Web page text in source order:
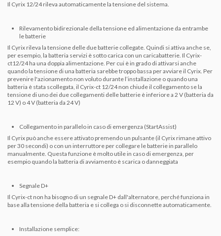
Il Cyrix 12/24 rileva automaticamente la tensione del sistema.
Rilevamento bidirezionale della tensione ed alimentazione da entrambe
le batterie
Il Cyrix rileva la tensione delle due batterie collegate. Quindi si attiva anche se,
per esempio, la batteria servizi è sotto carica con un caricabatterie. Il Cyrix-
ct12/24 ha una doppia alimentazione. Per cui è in grado di attivarsi anche
quando la tensione di una batteria sarebbe troppo bassa per avviare il Cyrix. Per
prevenire l'azionamento non voluto durante l’installazione o quando una
batteria è stata scollegata, il Cyrix-ct 12/24 non chiude il collegamento se la
tensione di uno dei due collegamenti delle batterie è inferiore a 2 V (batteria da
12 V) o 4 V (batteria da 24 V)
Collegamento in parallelo in caso di emergenza (StartAssist)
Il Cyrix può anche essere attivato premendo un pulsante (il Cyrix rimane attivo
per 30 secondi) o con un interruttore per collegare le batterie in parallelo
manualmente. Questa funzione è molto utile in caso di emergenza, per
esempio quando la batteria di avviamento è scarica o danneggiata
Segnale D+
Il Cyrix-ct non ha bisogno di un segnale D+ dall'alternatore, perché funziona in
base alla tensione della batteria e si collega o si disconnette automaticamente.
Installazione semplice: